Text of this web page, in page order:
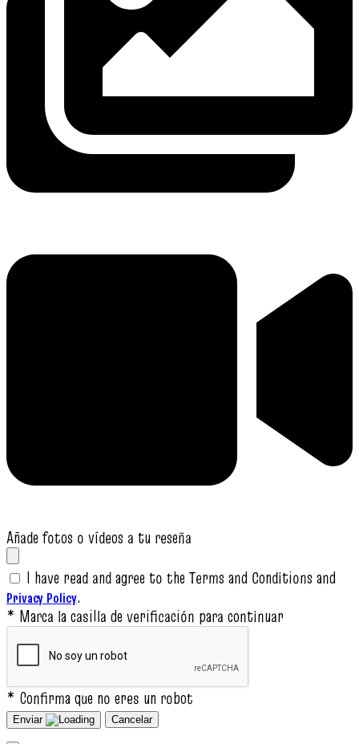
Añade fotos o vídeos a tu reseña
I have read and agree to the Terms and Conditions and
Privacy Policy.
* Marca la casilla de verificación para continuar
* Confirma que no eres un robot
Enviar Cancelar